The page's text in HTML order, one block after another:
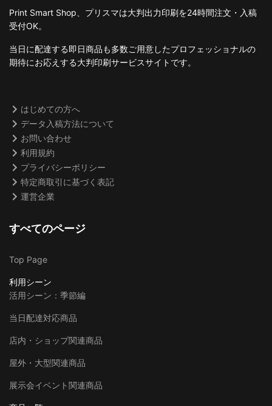
Print Smart Shop、プリスマは大判出力印刷を24時間注文・入稿
受付OK。
当日に配達する即日商品も多数ご用意したプロフェッショナルの
期待にお応えする大判印刷サービスサイトです。
はじめての方へ
データ入稿方法について
お問い合わせ
利用規約
プライバシーポリシー
特定商取引に基づく表記
運営企業
すべてのページ
Top Page
利用シーン
活用シーン：季節編
当日配達対応商品
店内・ショップ関連商品
屋外・大型関連商品
展示会イベント関連商品